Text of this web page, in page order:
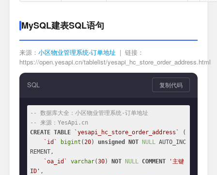
MySQL建表SQL语句
来源： 小区物业管理系统-订单地址 | 链接：
https://open.yesapi.cn/tablelist/yesapi_hc_store_order_address.html
SQL 复制代码
-- 数据库大全：小区物业管理系统-订单地址
-- 来源：YesApi.cn
CREATE TABLE `yesapi_hc_store_order_address`
(
`id`
bigint (20) unsigned NOT NULL AUTO_INC
REMENT,
`oa_id`
varchar(30) NOT NULL COMMENT
'主键
ID' ,